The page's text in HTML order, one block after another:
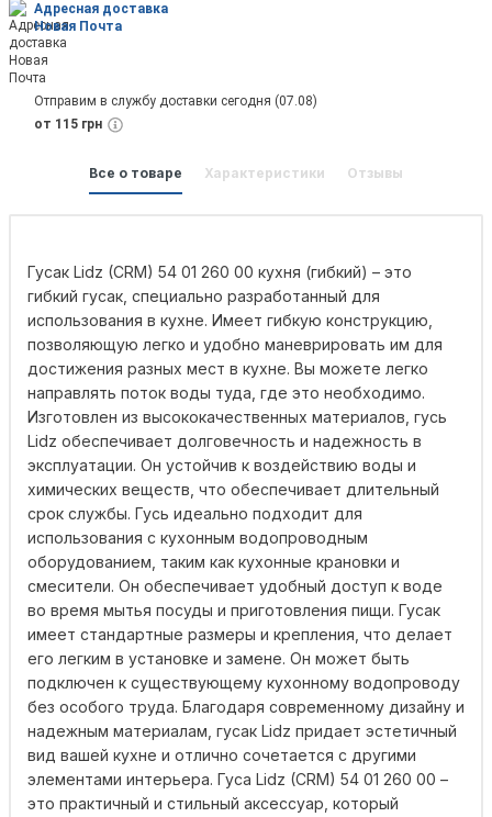
Адресная доставка
Новая Почта
Отправим в службу доставки сегодня (07.08)
от 115 грн
Все о товаре Характеристики Отзывы
Гусак Lidz (CRM) 54 01 260 00 кухня (гибкий) – это
гибкий гусак, специально разработанный для
использования в кухне. Имеет гибкую конструкцию,
позволяющую легко и удобно маневрировать им для
достижения разных мест в кухне. Вы можете легко
направлять поток воды туда, где это необходимо.
Изготовлен из высококачественных материалов, гусь
Lidz обеспечивает долговечность и надежность в
эксплуатации. Он устойчив к воздействию воды и
химических веществ, что обеспечивает длительный
срок службы. Гусь идеально подходит для
использования с кухонным водопроводным
оборудованием, таким как кухонные крановки и
смесители. Он обеспечивает удобный доступ к воде
во время мытья посуды и приготовления пищи. Гусак
имеет стандартные размеры и крепления, что делает
его легким в установке и замене. Он может быть
подключен к существующему кухонному водопроводу
без особого труда. Благодаря современному дизайну и
надежным материалам, гусак Lidz придает эстетичный
вид вашей кухне и отлично сочетается с другими
элементами интерьера. Гуса Lidz (CRM) 54 01 260 00 –
это практичный и стильный аксессуар, который